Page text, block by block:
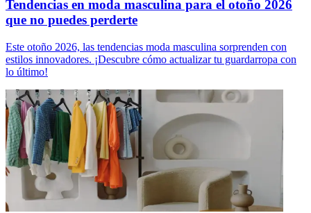
Tendencias en moda masculina para el otoño 2026
que no puedes perderte
Este otoño 2026, las tendencias moda masculina sorprenden con
estilos innovadores. ¡Descubre cómo actualizar tu guardarropa con
lo último!